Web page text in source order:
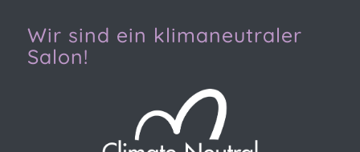
Wir sind ein klimaneutraler
Salon!